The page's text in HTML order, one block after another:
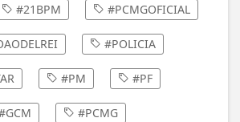
#21BPM #PCMGOFICIAL
#POLICIA
#PM #PF
#PCMG